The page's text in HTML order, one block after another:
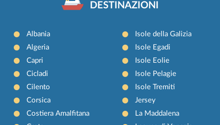
DESTINAZIONI
Albania
Algeria
Capri
Cicladi
Cilento
Corsica
Costiera Amalfitana
Isole della Galizia
Isole Egadi
Isole Eolie
Isole Pelagie
Isole Tremiti
Jersey
La Maddalena